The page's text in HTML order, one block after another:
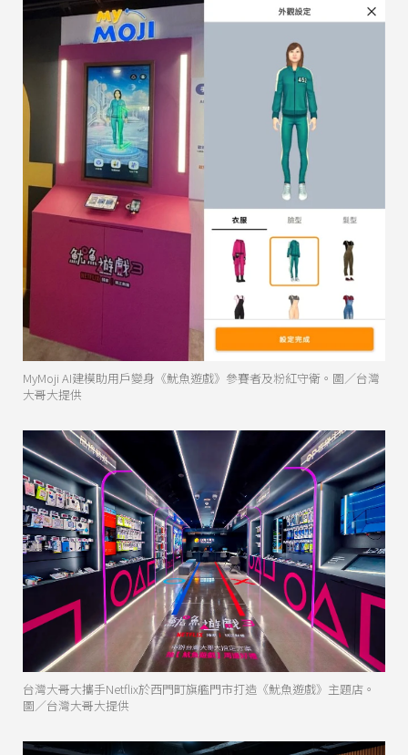
MyMoji AI建模助用戶變身《魷魚遊戲》參賽者及粉紅守衛。圖／台灣
大哥大提供
台灣大哥大攜手Netflix於西門町旗艦門市打造《魷魚遊戲》主題店。
圖／台灣大哥大提供